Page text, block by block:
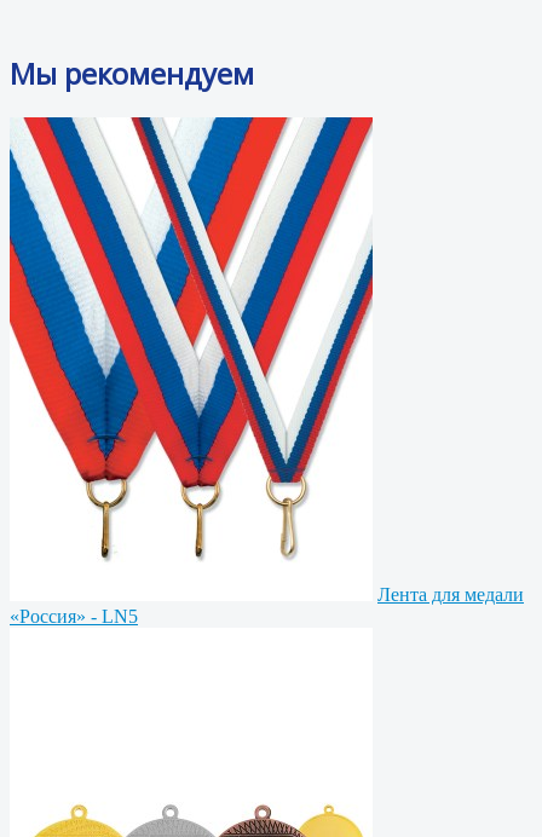
Мы рекомендуем
Лента для медали
«Россия» - LN5